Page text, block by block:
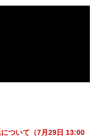
ついて（7月29日 13:00